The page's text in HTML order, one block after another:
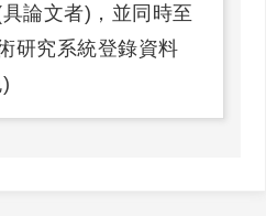
論文者)，並同時至
研究系統登錄資料